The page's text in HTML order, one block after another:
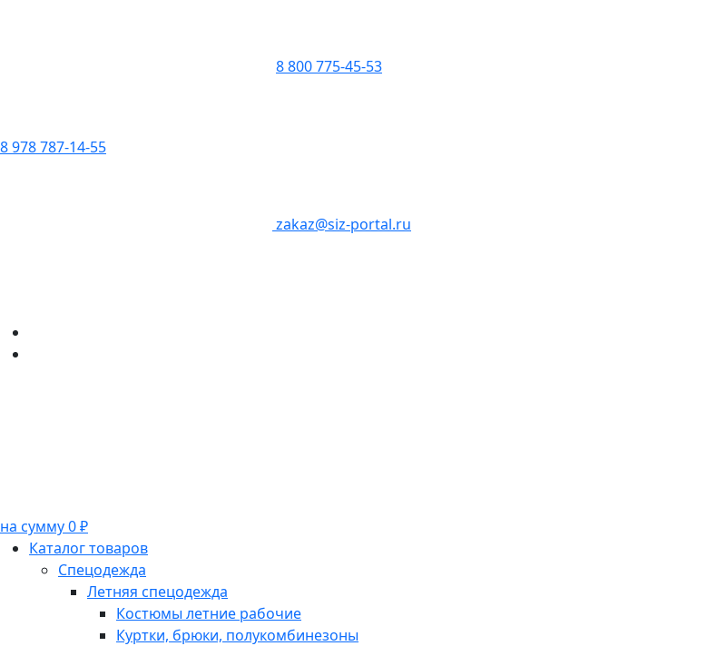
8 800 775-45-53
8 978 787-14-55
zakaz@siz-portal.ru
на сумму 0 ₽
Каталог товаров
Спецодежда
Летняя спецодежда
Костюмы летние рабочие
Куртки, брюки, полукомбинезоны